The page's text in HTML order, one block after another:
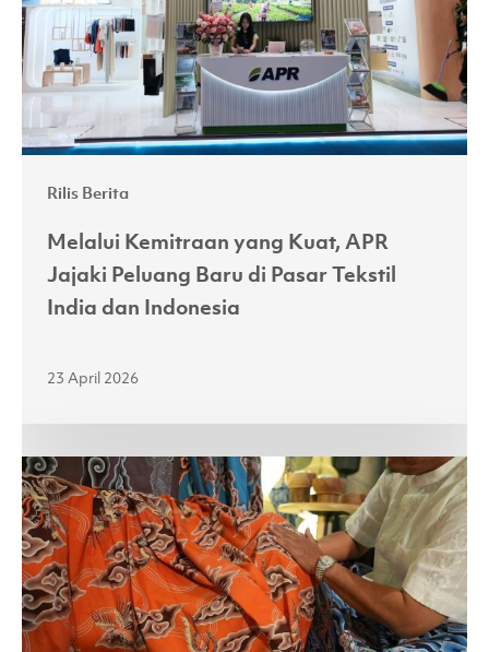
Rilis Berita
Jajaki
Peluang
Baru
Pasar
India
dan
Melalui Kemitraan yang Kuat, APR
Jajaki Peluang Baru di Pasar Tekstil
India dan Indonesia
23 April 2026
Perkuat
Sektor
Batik
Nasional,
APR
Perkenalkan